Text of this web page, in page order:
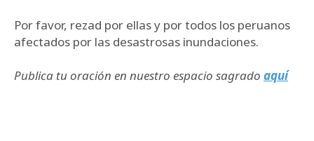
Por favor, rezad por ellas y por todos los peruanos
afectados por las desastrosas inundaciones.
Publica tu oración en nuestro espacio sagrado aquí